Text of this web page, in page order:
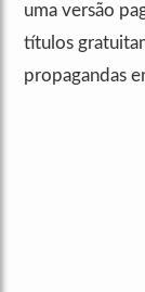
uma versão
títulos
propagandas